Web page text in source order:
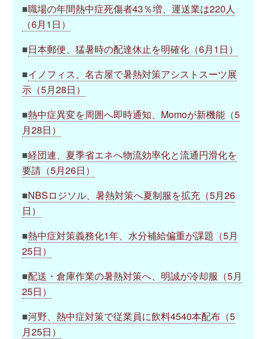
■職場の年間熱中症死傷者43％増、運送業は220人
（6月1日）
■日本郵便、猛暑時の配達休止を明確化（6月1日）
■イノフィス、名古屋で暑熱対策アシストスーツ展
示（5月28日）
■熱中症異変を周囲へ即時通知、Momoが新機能（5
月28日）
■経団連、夏季省エネへ物流効率化と流通円滑化を
要請（5月26日）
■NBSロジソル、暑熱対策へ夏制服を拡充（5月26
日）
■熱中症対策義務化1年、水分補給偏重が課題（5月
25日）
■配送・倉庫作業の暑熱対策へ、明誠が冷却服（5月
25日）
■河野、熱中症対策で従業員に飲料4540本配布（5
月25日）